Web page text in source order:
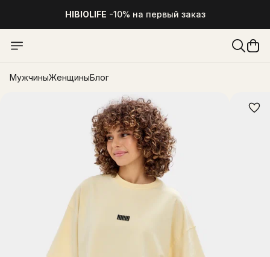
HIBIOLIFE -10% на первый заказ
МужчиныЖенщиныБлог